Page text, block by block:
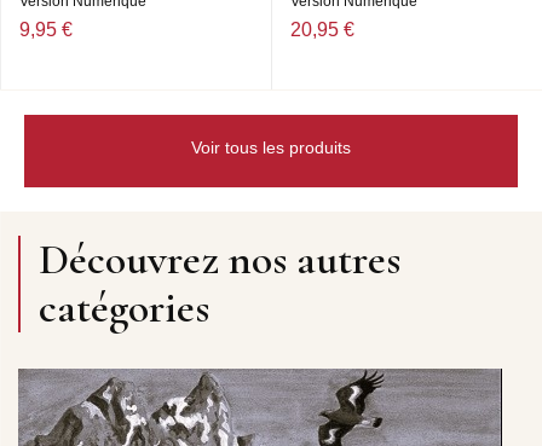
9,95 € 20,95 €
Voir tous les produits
Découvrez nos autres
catégories